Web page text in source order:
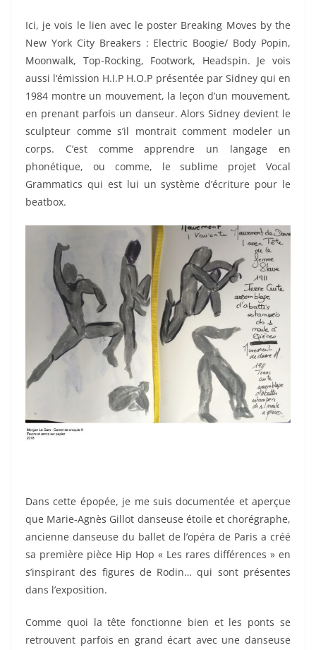
Ici, je vois le lien avec le poster Breaking Moves by the
New York City Breakers : Electric Boogie/ Body Popin,
Moonwalk, Top-Rocking, Footwork, Headspin. Je vois
aussi l‘émission H.I.P H.O.P présentée par Sidney qui en
1984 montre un mouvement, la leçon d’un mouvement,
en prenant parfois un danseur. Alors Sidney devient le
sculpteur comme s’il montrait comment modeler un
corps. C’est comme apprendre un langage en
phonétique, ou comme, le sublime projet Vocal
Grammatics qui est lui un système d’écriture pour le
beatbox.
Dans cette épopée, je me suis documentée et aperçue
que Marie-Agnès Gillot danseuse étoile et chorégraphe,
ancienne danseuse du ballet de l’opéra de Paris a créé
sa première pièce Hip Hop « Les rares différences » en
s’inspirant des figures de Rodin… qui sont présentes
dans l’exposition.
Comme quoi la tête fonctionne bien et les ponts se
retrouvent parfois en grand écart avec une danseuse